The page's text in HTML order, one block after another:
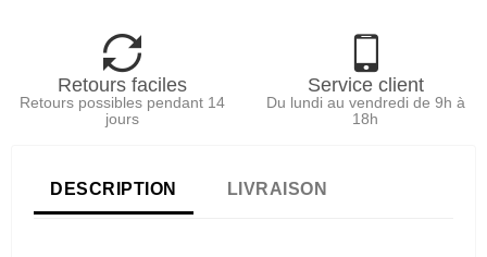
Retours faciles
Retours possibles pendant 14
jours
Service client
Du lundi au vendredi de 9h à
18h
DESCRIPTION LIVRAISON